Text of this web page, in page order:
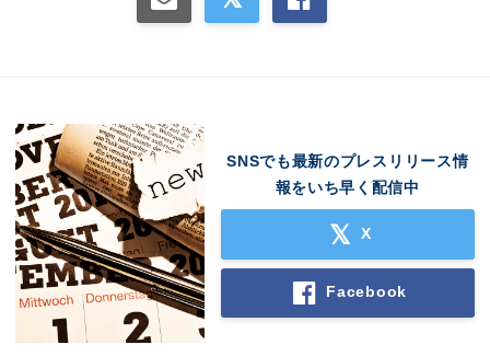
SNSでも最新のプレスリリース情
報をいち早く配信中
X
Facebook